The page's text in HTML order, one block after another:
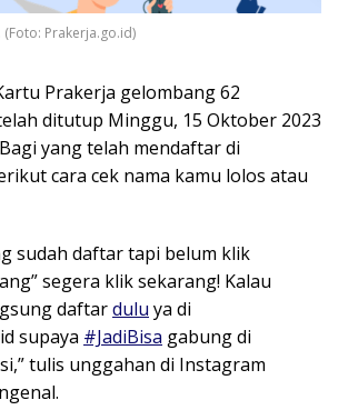
Prakerja.go.id)
Prakerja gelombang 62
ditutup Minggu, 15 Oktober 2023
yang telah mendaftar di
cara cek nama kamu lolos atau
sudah daftar tapi belum klik
segera klik sekarang! Kalau
daftardulu ya di
supaya #JadiBisa gabung di
tulis unggahan di Instagram